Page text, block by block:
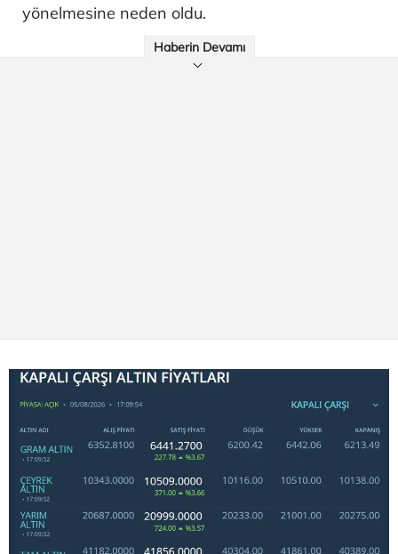
yönelmesine neden oldu.
Haberin Devamı